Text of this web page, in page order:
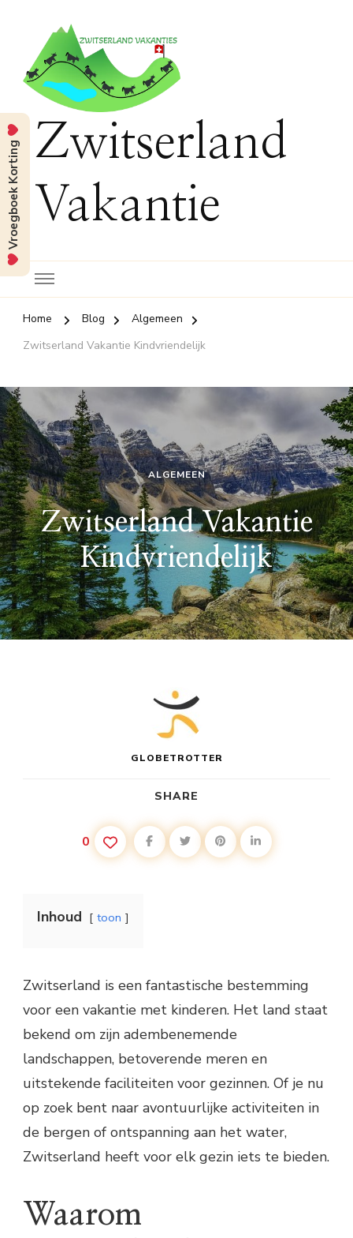
Zwitserland
Vakantie
Home Blog
Algemeen
Zwitserland Vakantie Kindvriendelijk
ALGEMEEN
Zwitserland Vakantie
Kindvriendelijk
GLOBETROTTER
SHARE
0
Inhoud toon
Zwitserland is een fantastische bestemming
voor een vakantie met kinderen. Het land staat
bekend om zijn adembenemende
landschappen, betoverende meren en
uitstekende faciliteiten voor gezinnen. Of je nu
op zoek bent naar avontuurlijke activiteiten in
de bergen of ontspanning aan het water,
Zwitserland heeft voor elk gezin iets te bieden.
Waarom
Vroegboek Korting